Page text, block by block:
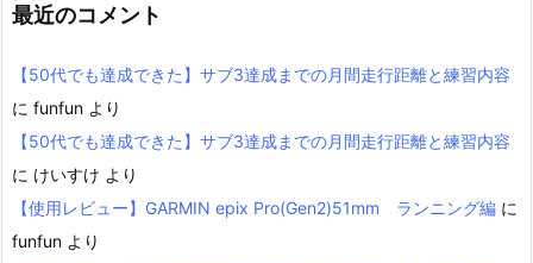
最近のコメント
【50代でも達成できた】サブ3達成までの月間走行距離と練習内容
に funfun より
【50代でも達成できた】サブ3達成までの月間走行距離と練習内容
に けいすけ より
【使用レビュー】GARMIN epix Pro(Gen2)51mm ランニング編 に
funfun より